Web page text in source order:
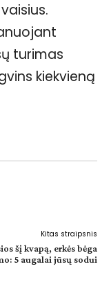
turimas
kiekvieną
Kitas straipsnis
šį kvapą, erkės bėga
5 augalai jūsų sodui